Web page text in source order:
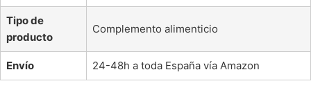
Tipo de
producto
Complemento alimenticio
Envío 24-48h a toda España vía Amazon